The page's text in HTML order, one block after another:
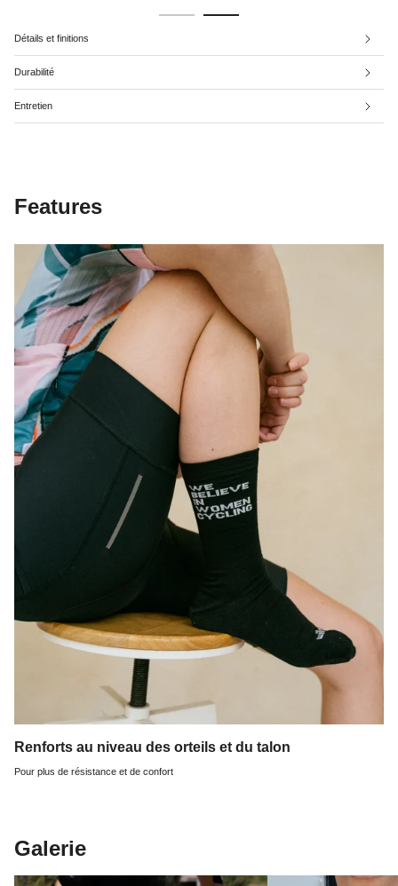
Détails et finitions
Durabilité
Entretien
Features
Renforts au niveau des orteils et du talon
Pour plus de résistance et de confort
Galerie